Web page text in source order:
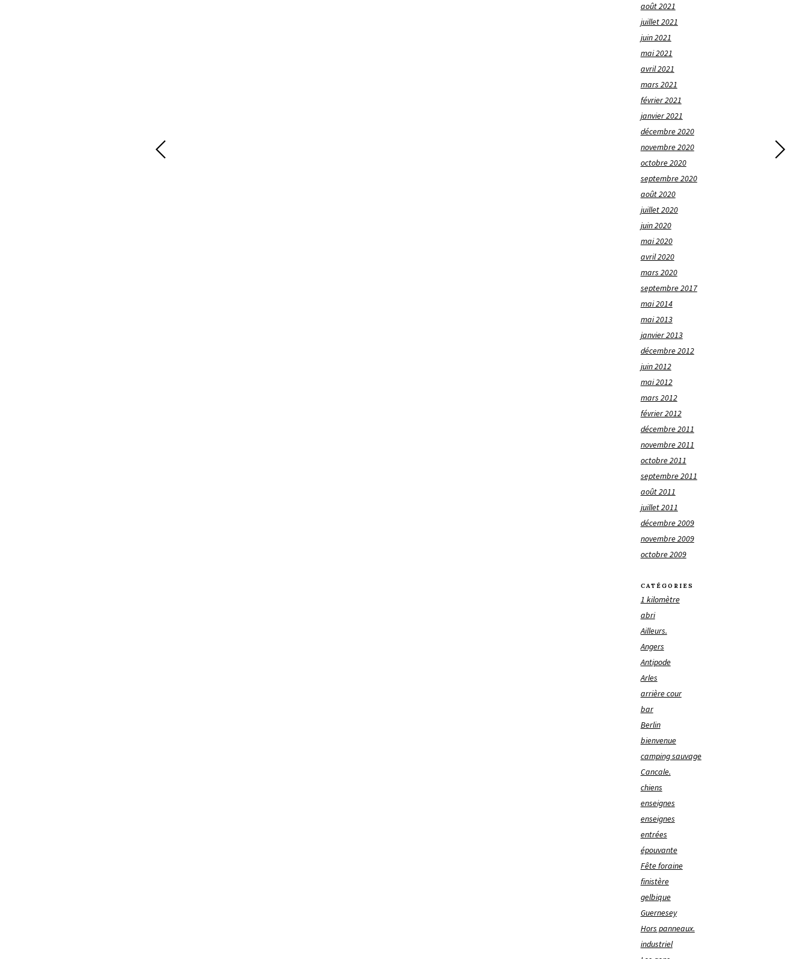
août 2021
juillet 2021
juin 2021
mai 2021
avril 2021
mars 2021
février 2021
janvier 2021
décembre 2020
novembre 2020
octobre 2020
septembre 2020
août 2020
juillet 2020
juin 2020
mai 2020
avril 2020
mars 2020
septembre 2017
mai 2014
mai 2013
janvier 2013
décembre 2012
juin 2012
mai 2012
mars 2012
février 2012
décembre 2011
novembre 2011
octobre 2011
septembre 2011
août 2011
juillet 2011
décembre 2009
novembre 2009
octobre 2009
CATÉGORIES
1 kilomètre
abri
Ailleurs.
Angers
Antipode
Arles
arrière cour
bar
Berlin
bienvenue
camping sauvage
Cancale.
chiens
enseignes
enseignes
entrées
épouvante
Fête foraine
finistère
gelbique
Guernesey
Hors panneaux.
industriel